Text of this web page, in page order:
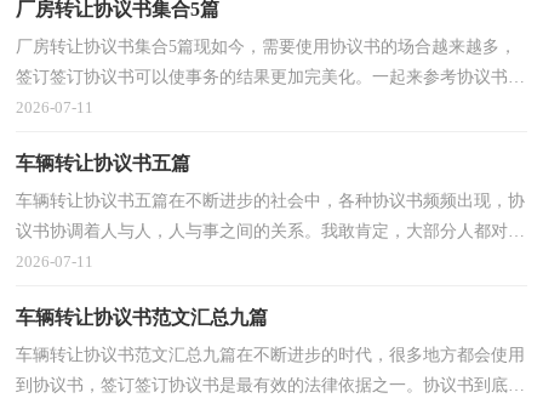
厂房转让协议书集合5篇
厂房转让协议书集合5篇现如今，需要使用协议书的场合越来越多，
签订签订协议书可以使事务的结果更加完美化。一起来参考协议书是
怎么写的吧，以下是小编为大家收集的厂房转让协议...
2026-07-11
车辆转让协议书五篇
车辆转让协议书五篇在不断进步的社会中，各种协议书频频出现，协
议书协调着人与人，人与事之间的关系。我敢肯定，大部分人都对拟
定协议书很是头疼的，以下是小编收集整理的车辆转让协...
2026-07-11
车辆转让协议书范文汇总九篇
车辆转让协议书范文汇总九篇在不断进步的时代，很多地方都会使用
到协议书，签订签订协议书是最有效的法律依据之一。协议书到底怎